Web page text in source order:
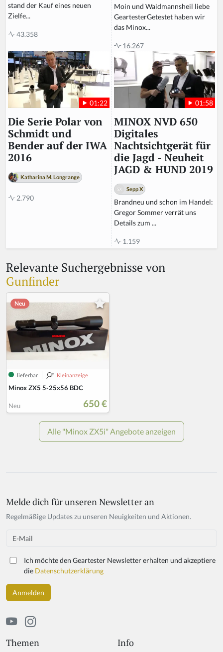
stand der Kauf eines neuen
Zielfe...
43.358
Moin und Waidmannsheil liebe
GeartesterGetestet haben wir
das Minox...
16.267
01:22
Die Serie Polar von
Schmidt und
Bender auf der IWA
2016
Katharina M. Longrange
2.790
01:58
MINOX NVD 650
Digitales
Nachtsichtgerät für
die Jagd - Neuheit
JAGD & HUND 2019
Sepp X
Brandneu und schon im Handel:
Gregor Sommer verrät uns
Details zum ...
1.159
Relevante Suchergebnisse von
Gunfinder
Themen Info
If
y
h
a
n,
ig
n
Melde dich für unseren Newsletter an
Regelmäßige Updates zu unseren Neuigkeiten und Aktionen.
Email
Ich möchte den Geartester Newsletter erhalten und akzeptiere
die Datenschutzerklärung